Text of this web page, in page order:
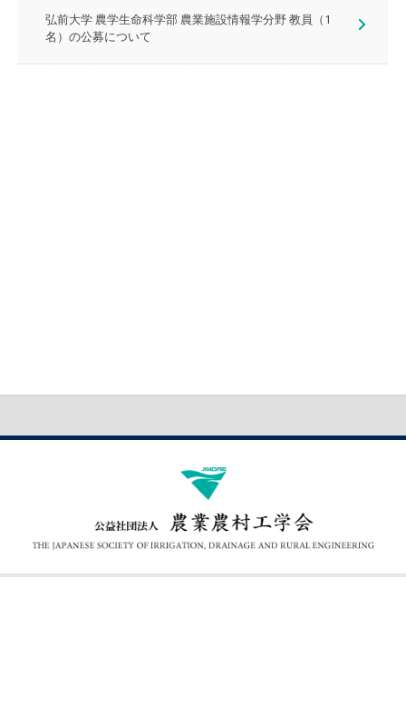
弘前大学 農学生命科学部 農業施設情報学分野 教員（1
名）の公募について